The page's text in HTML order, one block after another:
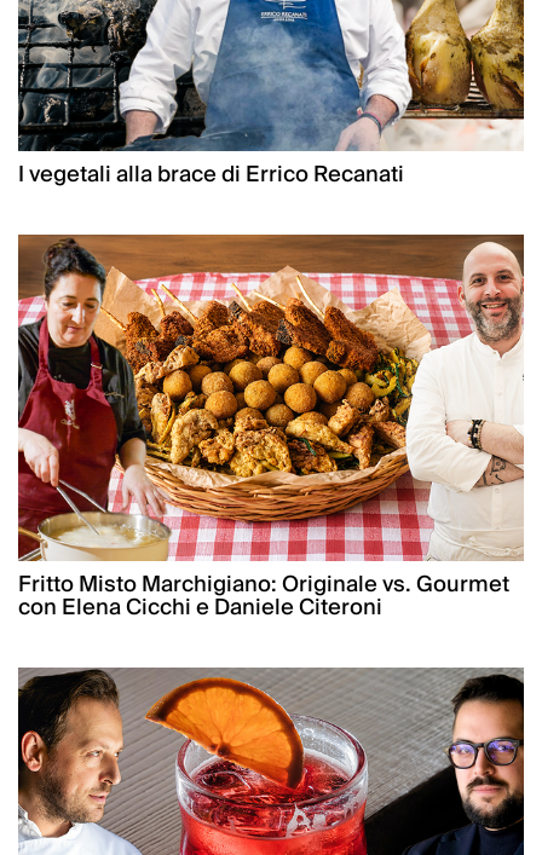
I vegetali alla brace di Errico Recanati
Fritto Misto Marchigiano: Originale vs. Gourmet
con Elena Cicchi e Daniele Citeroni